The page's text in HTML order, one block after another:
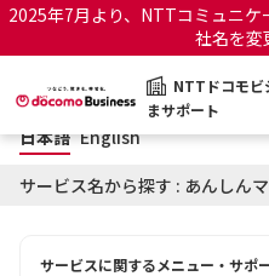
2025年7月より、NTTコミュニ
社名を変
NTTドコモビ
まサポート
NTTドコモビジネスお客さ
サポートトップ
日本語 English
サービス名から探す : あんしん
サービスに関するメニュー・サポ